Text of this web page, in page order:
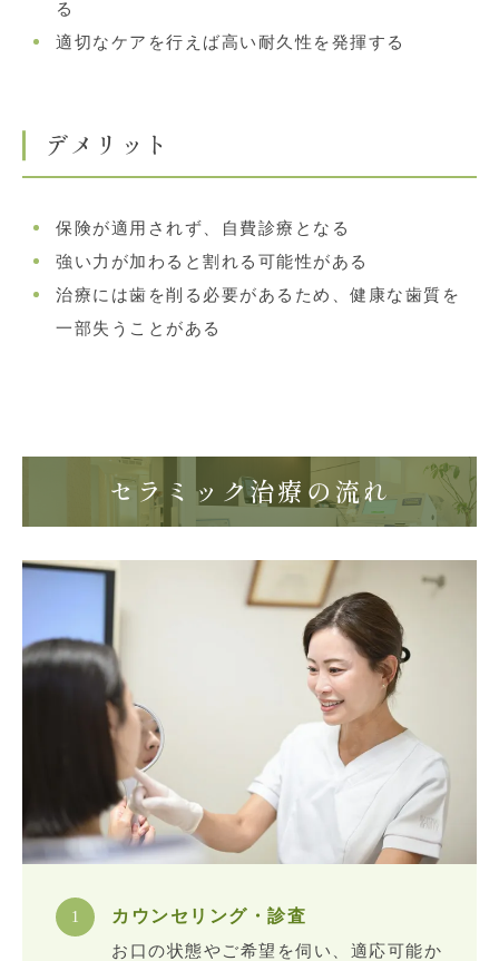
る
適切なケアを行えば高い耐久性を発揮する
デメリット
保険が適用されず、自費診療となる
強い力が加わると割れる可能性がある
治療には歯を削る必要があるため、健康な歯質を
一部失うことがある
セラミック治療の流れ
カウンセリング・診査
お口の状態やご希望を伺い、適応可能か